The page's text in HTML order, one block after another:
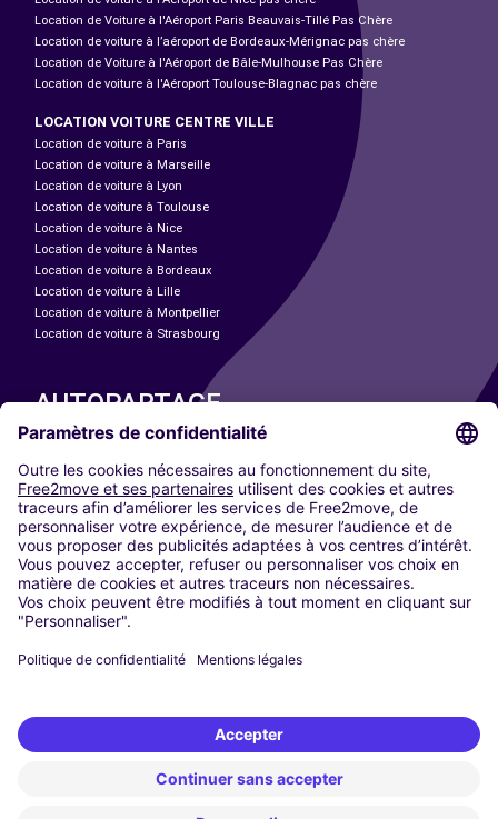
Location de Voiture à l'Aéroport Paris Beauvais-Tillé Pas Chère
Location de voiture à l’aéroport de Bordeaux-Mérignac pas chère
Location de Voiture à l'Aéroport de Bâle-Mulhouse Pas Chère
Location de voiture à l'Aéroport Toulouse-Blagnac pas chère
LOCATION VOITURE CENTRE VILLE
Location de voiture à Paris
Location de voiture à Marseille
Location de voiture à Lyon
Location de voiture à Toulouse
Location de voiture à Nice
Location de voiture à Nantes
Location de voiture à Bordeaux
Location de voiture à Lille
Location de voiture à Montpellier
Location de voiture à Strasbourg
AUTOPARTAGE
Paris
Madrid
Washington DC
Milan
Rome
Turin
Vienne
Berlin
Düsseldorf